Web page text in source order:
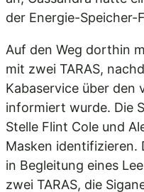
der Energie-Speicher-
Auf den Weg dorthin
mit zwei TARAS,
Kabaservice über den
informiert wurde. Die
Stelle Flint Cole und
Masken identifizieren.
in Begleitung eines
zwei TARAS, die